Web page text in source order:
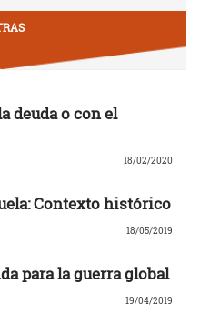
deuda o con el
18/02/2020
Contexto histórico
18/05/2019
para la guerra global
19/04/2019